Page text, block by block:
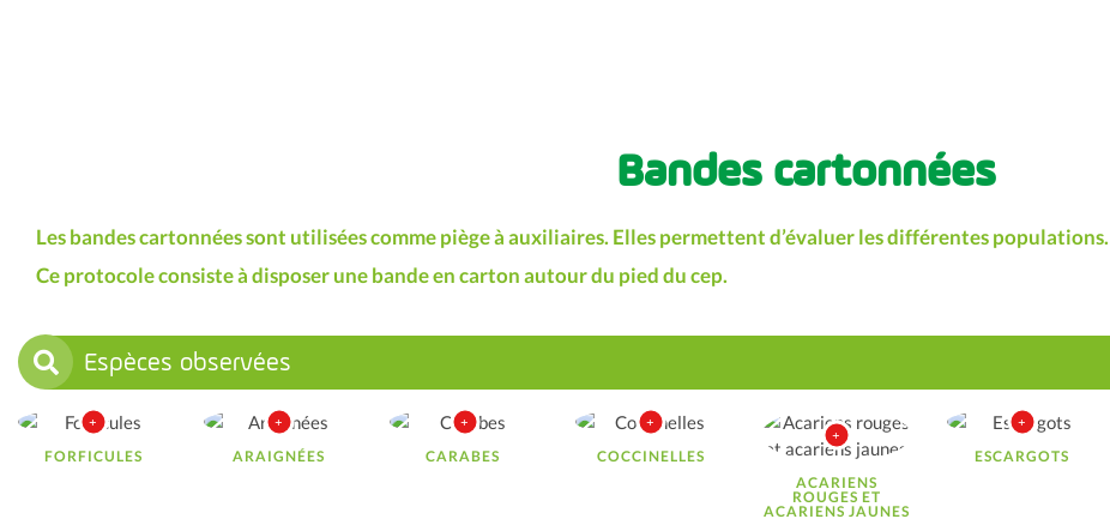
Bandes cartonnées
Les bandes cartonnées sont utilisées comme piège à auxiliaires. Elles permettent d’évaluer les différentes populations.
Ce protocole consiste à disposer une bande en carton autour du pied du cep.
Espèces observées
FORFICULES ARAIGNÉES CARABES
COCCINELLES
ACARIENS
ROUGES ET
ACARIENS JAUNES
ESCARGOTS